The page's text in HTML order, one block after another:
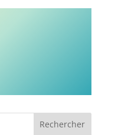
Rechercher